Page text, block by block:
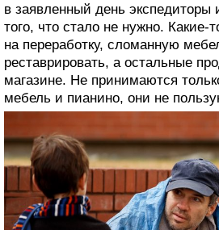
в заявленный день экспедиторы
того, что стало не нужно. Какие-
на переработку, сломанную
реставрировать, а остальные
магазине. Не принимаются
мебель и пианино, они не